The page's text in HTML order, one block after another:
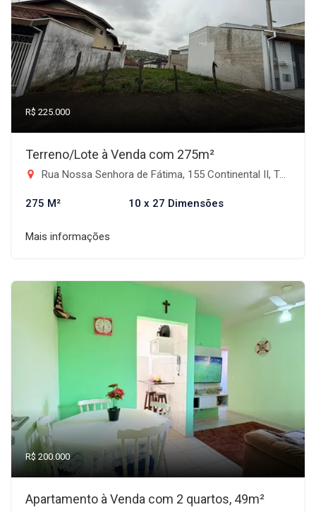
R$ 225.000
Terreno/Lote à Venda com 275m²
Rua Nossa Senhora de Fátima, 155 Continental II, Taubaté/SP - Residencial Continental II, Taubaté-SP
275 M² 10 x 27 Dimensões
Mais informações
R$ 200.000
Apartamento à Venda com 2 quartos, 49m²